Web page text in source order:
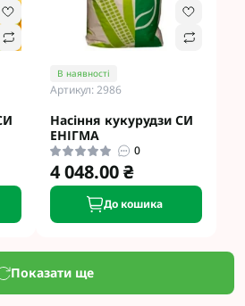
В наявності
Артикул: 2986
Насіння кукурудзи СИ
ЕНІГМА
0
4 048.00 ₴
До кошика
Показати ще